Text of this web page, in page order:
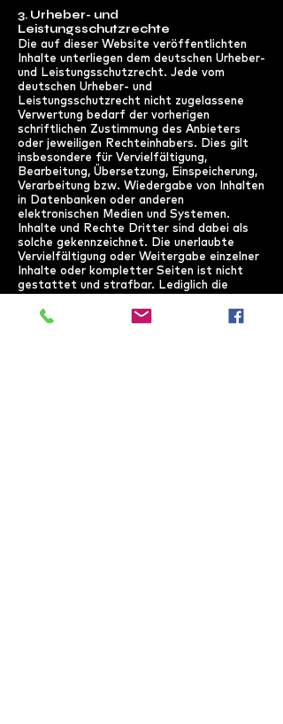
3. Urheber- und
Leistungsschutzrechte
Die auf dieser Website veröffentlichten
Inhalte unterliegen dem deutschen Urheber-
und Leistungsschutzrecht. Jede vom
deutschen Urheber- und
Leistungsschutzrecht nicht zugelassene
Verwertung bedarf der vorherigen
schriftlichen Zustimmung des Anbieters
oder jeweiligen Rechteinhabers. Dies gilt
insbesondere für Vervielfältigung,
Bearbeitung, Übersetzung, Einspeicherung,
Verarbeitung bzw. Wiedergabe von Inhalten
in Datenbanken oder anderen
elektronischen Medien und Systemen.
Inhalte und Rechte Dritter sind dabei als
solche gekennzeichnet. Die unerlaubte
Vervielfältigung oder Weitergabe einzelner
Inhalte oder kompletter Seiten ist nicht
gestattet und strafbar. Lediglich die
Herstellung von Kopien und Downloads für
den persönlichen, privaten und nicht
kommerziellen Gebrauch ist erlaubt.